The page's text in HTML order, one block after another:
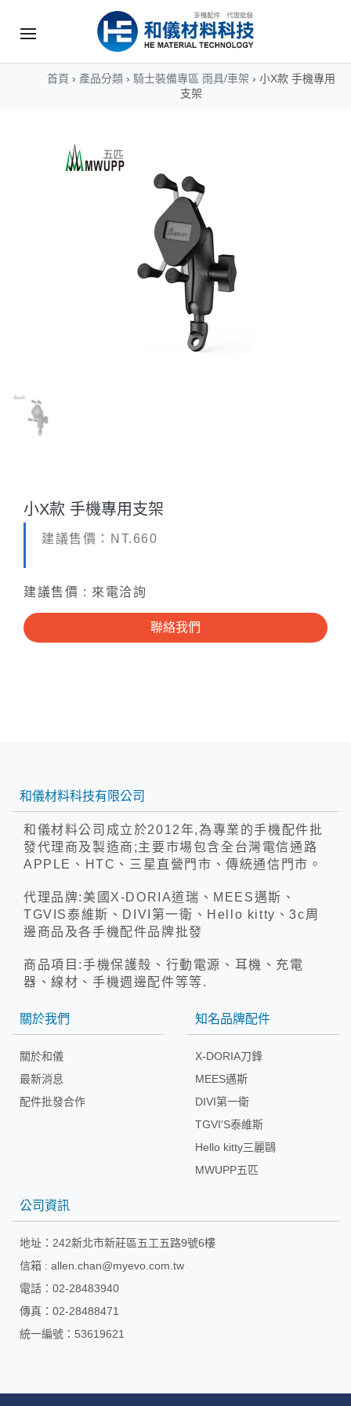
首頁 › 產品分類 › 騎士裝備專區 雨具/車架 › 小X款 手機專用
支架
小X款 手機專用支架
建議售價：NT.660
建議售價 : 來電洽詢
聯絡我們
和儀材料科技有限公司
和儀材料公司成立於2012年,為專業的手機配件批
發代理商及製造商;主要市場包含全台灣電信通路
APPLE、HTC、三星直營門市、傳統通信門市。
代理品牌:美國X-DORIA道瑞、MEES邁斯、
TGVIS泰維斯、DIVI第一衛、Hello kitty、3c周
邊商品及各手機配件品牌批發
商品項目:手機保護殼、行動電源、耳機、充電
器、線材、手機週邊配件等等.
關於我們
關於和儀
最新消息
配件批發合作
知名品牌配件
X-DORIA刀鋒
MEES邁斯
DIVI第一衛
TGVI'S泰維斯
Hello kitty三麗鷗
MWUPP五匹
公司資訊
地址： 242新北市新莊區五工五路9號6樓
信箱 : allen.chan@myevo.com.tw
電話：02-28483940
傳真：02-28488471
統一編號：53619621